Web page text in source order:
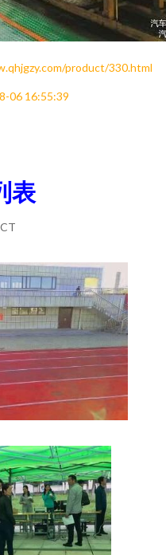
product/330.html
06 16:55:39
表